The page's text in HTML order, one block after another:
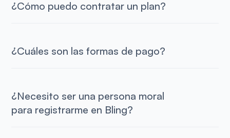
¿Cómo puedo contratar un plan?
¿Cuáles son las formas de pago?
¿Necesito ser una persona moral
para registrarme en Bling?